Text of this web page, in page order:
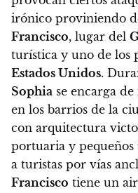
irónico proviniendo
Francisco, lugar del
turística y uno de los
Estados Unidos.
Sophia se encarga
en los barrios de la
con arquitectura
portuaria y pequeños
a turistas por vías
Francisco tiene un